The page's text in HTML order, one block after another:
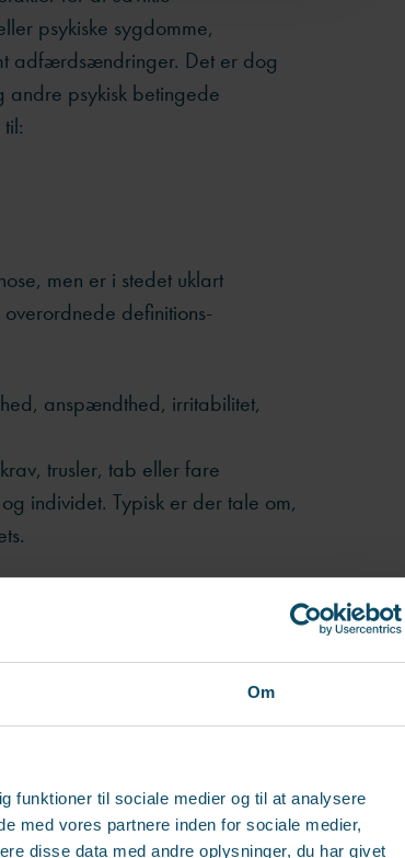
Om
funktioner til sociale medier og til at analysere
med vores partnere inden for sociale medier,
disse data med andre oplysninger, du har givet
psykiske sygdomme,
adfærdsændringer. Det er dog
andre psykisk betingede
men er i stedet uklart
definitions-
anspændthed, irritabilitet,
trusler, tab eller fare
individet. Typisk er der tale om,
på stress
med symptomer – eller en
indgår dermed ikke i officielle